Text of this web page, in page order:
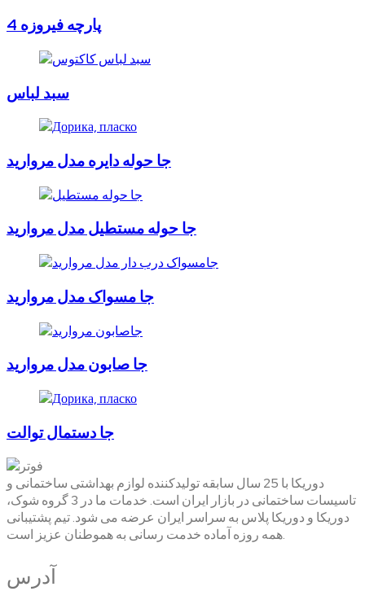
4 پارچه فیروزه
سبد لباس
جا حوله دایره مدل مروارید
جا حوله مستطیل مدل مروارید
جا مسواک مدل مروارید
جا صابون مدل مروارید
جا دستمال توالت
دوریکا با 25 سال سابقه تولیدکننده لوازم بهداشتی ساختمانی و
تاسیسات ساختمانی در بازار ایران است. خدمات ما در 3 گروه شوک،
دوریکا و دوریکا پلاس به سراسر ایران عرضه می شود. تیم پشتیبانی
همه روزه آماده خدمت رسانی به هموطنان عزیز است.
آدرس